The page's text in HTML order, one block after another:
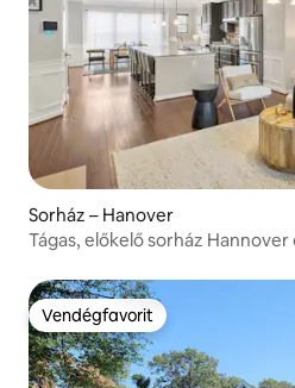
Sorház – Hanover
Tágas, előkelő sorház Hannover
Vendégfavorit
Vendégfavorit